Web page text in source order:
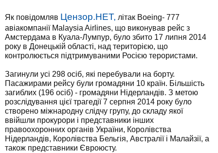
Як повідомляв Цензор.НЕТ, літак Boeing- 777
авіакомпанії Malaysia Airlines, що виконував рейс з
Амстердама в Куала-Лумпур, було збито 17 липня 2014
року в Донецькій області, над територією, що
контролюється підтримуваними Росією терористами.
Загинули усі 298 осіб, які перебували на борту.
Пасажирами рейсу були громадяни 10 країн. Більшість
загиблих (196 осіб) - громадяни Нідерландів. З метою
розслідування цієї трагедії 7 серпня 2014 року було
створено міжнародну слідчу групу, до складу якої
ввійшли прокурори і представники інших
правоохоронних органів України, Королівства
Нідерландів, Королівства Бельгія, Австралії і Малайзії, а
також представники Євроюсту.